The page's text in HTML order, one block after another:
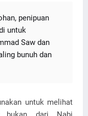
penipuan
untuk
Saw dan
bunuh dan
untuk melihat